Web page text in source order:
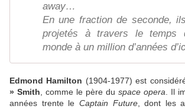
away…
En une fraction de seconde,
projetés à travers le temps
monde à un million d’années
Edmond Hamilton (1904-1977) est
» Smith , comme le père du space opera . Il
années trente le Captain Future, dont les